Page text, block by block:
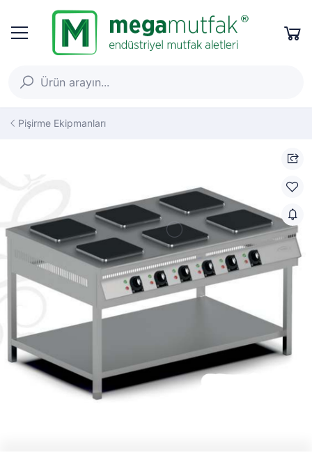
Pişirme Ekipmanları